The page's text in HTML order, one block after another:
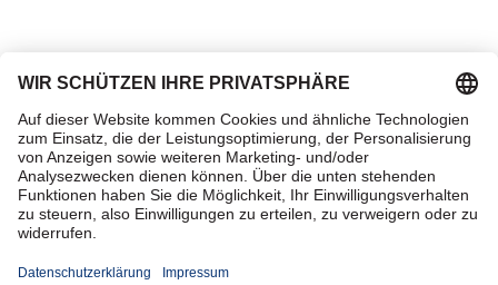
Einfach & sicher bezahlen
Zertifiziert einkaufen